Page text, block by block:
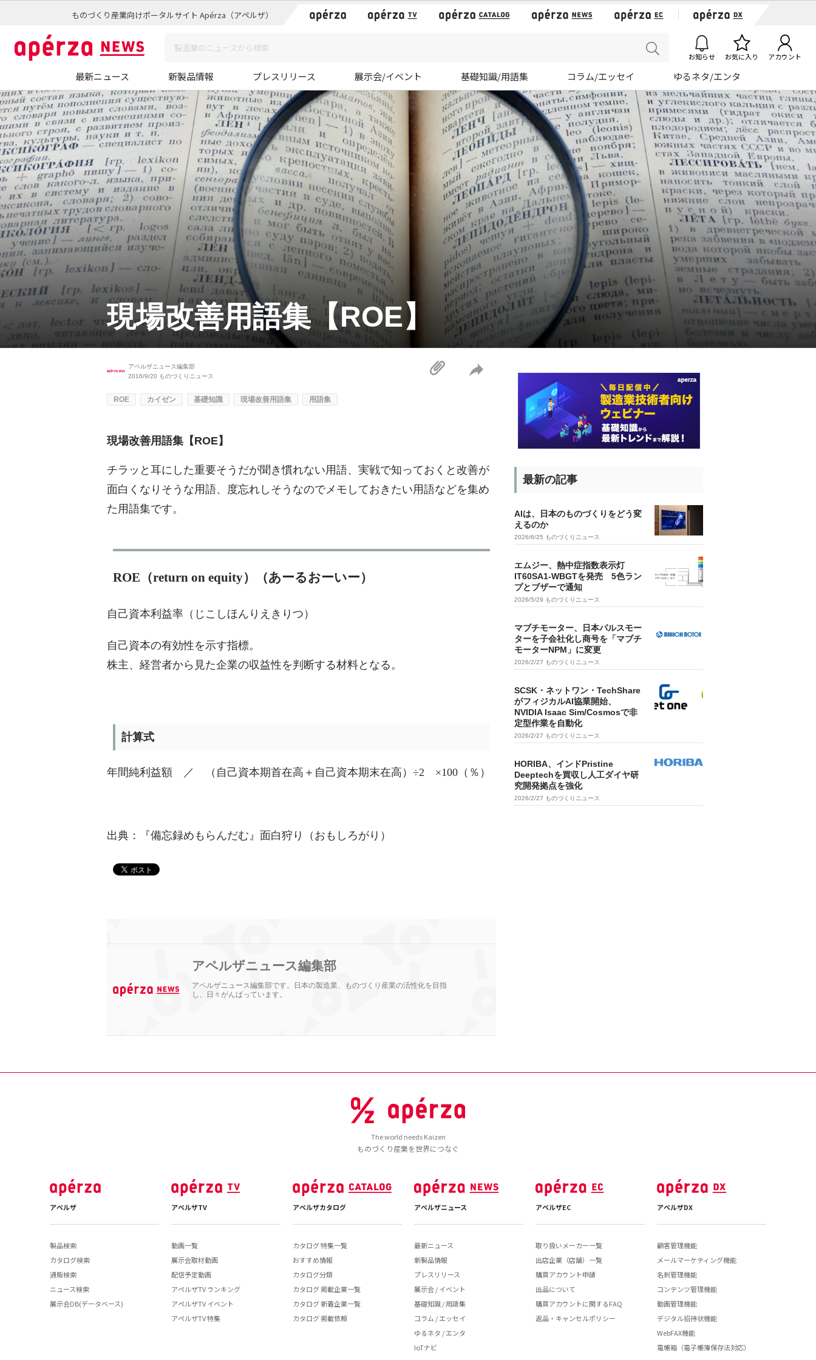
ものづくり産業向けポータルサイト Apérza（アペルザ）
お知らせ お気に入り アカウント
最新ニュース 新製品情報 プレスリリース 展示会/イベント 基礎知識/用語集 コラム/エッセイ ゆるネタ/エンタ
現場改善用語集【ROE】
アペルザニュース編集部
2016/9/20 ものづくりニュース
ROE カイゼン 基礎知識 現場改善用語集 用語集
現場改善用語集【ROE】
チラッと耳にした重要そうだが聞き慣れない用語、実戦で知っておくと改善が
面白くなりそうな用語、度忘れしそうなのでメモしておきたい用語などを集め
た用語集です。
ROE（return on equity）（あーるおーいー）
自己資本利益率（じこしほんりえきりつ）
自己資本の有効性を示す指標。
株主、経営者から見た企業の収益性を判断する材料となる。
計算式
年間純利益額 ／ （自己資本期首在高＋自己資本期末在高）÷2 ×100（％）
出典：『備忘録めもらんだむ』面白狩り（おもしろがり）
アペルザニュース編集部
アペルザニュース編集部です。日本の製造業、ものづくり産業の活性化を目指
し、日々がんばっています。
最新の記事
AIは、日本のものづくりをどう変
えるのか
2026/6/25 ものづくりニュース
エムジー、熱中症指数表示灯
IT60SA1-WBGTを発売 5色ラン
プとブザーで通知
2026/5/29 ものづくりニュース
マブチモーター、日本パルスモー
ターを子会社化し商号を「マブチ
モーターNPM」に変更
2026/2/27 ものづくりニュース
SCSK・ネットワン・TechShare
がフィジカルAI協業開始、
NVIDIA Isaac Sim/Cosmosで非
定型作業を自動化
2026/2/27 ものづくりニュース
HORIBA、インドPristine
Deeptechを買収し人工ダイヤ研
究開発拠点を強化
2026/2/27 ものづくりニュース
The world needs Kaizen
ものづくり産業を世界につなぐ
アペルザ
製品検索
カタログ検索
通販検索
ニュース検索
展示会DB(データベース)
アペルザTV
動画一覧
展示会取材動画
配信予定動画
アペルザTV ランキング
アペルザTV イベント
アペルザTV 特集
アペルザカタログ
カタログ 特集一覧
おすすめ情報
カタログ分類
カタログ 掲載企業一覧
カタログ 新着企業一覧
カタログ 掲載依頼
アペルザニュース
最新ニュース
新製品情報
プレスリリース
展示会 / イベント
基礎知識 / 用語集
コラム / エッセイ
ゆるネタ / エンタ
IoTナビ
アペルザEC
取り扱いメーカー一覧
出店企業（店舗）一覧
購買アカウント申請
出品について
購買アカウントに関するFAQ
返品・キャンセルポリシー
アペルザDX
顧客管理機能
メールマーケティング機能
名刺管理機能
コンテンツ管理機能
動画管理機能
デジタル招待状機能
WebFAX機能
電帳箱（電子帳簿保存法対応）